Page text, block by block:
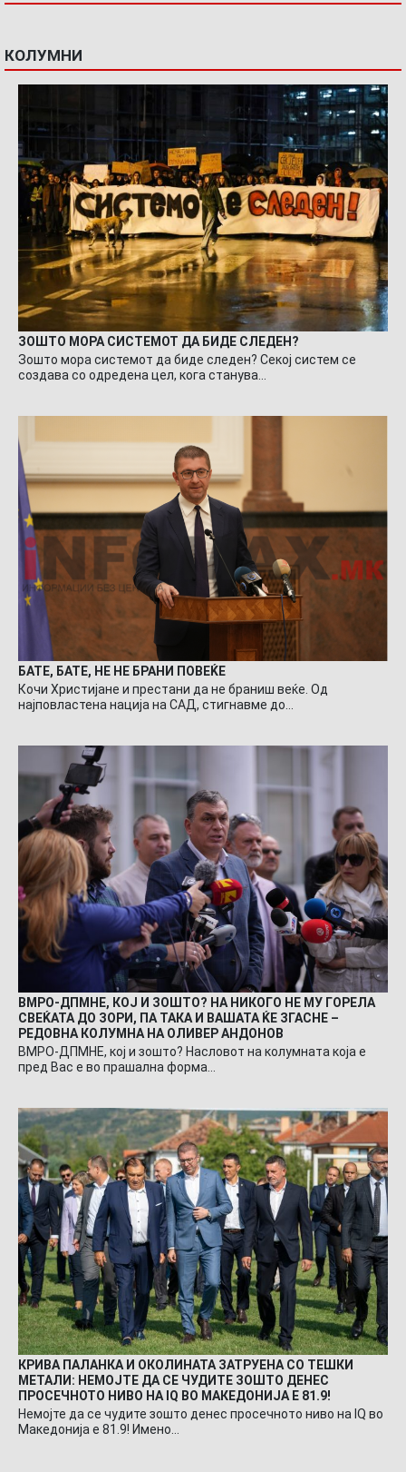
КОЛУМНИ
ЗОШТО МОРА СИСТЕМОТ ДА БИДЕ СЛЕДЕН?
Зошто мора системот да биде следен? Секој систем се
создава со одредена цел, кога станува…
БАТЕ, БАТЕ, НЕ НЕ БРАНИ ПОВЕЌЕ
Кочи Христијане и престани да не браниш веќе. Од
најповластена нација на САД, стигнавме до…
ВМРО-ДПМНЕ, КОЈ И ЗОШТО? НА НИКОГО НЕ МУ ГОРЕЛА
СВЕЌАТА ДО ЗОРИ, ПА ТАКА И ВАШАТА ЌЕ ЗГАСНЕ –
РЕДОВНА КОЛУМНА НА ОЛИВЕР АНДОНОВ
ВМРО-ДПМНЕ, кој и зошто? Насловот на колумната која е
пред Вас е во прашална форма…
КРИВА ПАЛАНКА И ОКОЛИНАТА ЗАТРУЕНА СО ТЕШКИ
МЕТАЛИ: НЕМОЈТЕ ДА СЕ ЧУДИТЕ ЗОШТО ДЕНЕС
ПРОСЕЧНОТО НИВО НА IQ ВО МАКЕДОНИЈА Е 81.9!
Немојте да се чудите зошто денес просечното ниво на IQ во
Македонија е 81.9! Имено…